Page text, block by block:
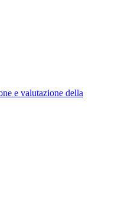
e valutazione della